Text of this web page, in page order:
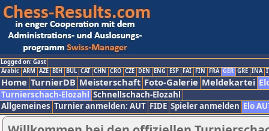
Logged on: Gast
Arabic ARM AZE BIH BUL CAT CHN CRO CZE DEN ENG ESP FAI FIN FRA GER GRE INA
Home TurnierDB Meisterschaft Foto-Galerie Meldekartei
Turnierschach-Elozahl Schnellschach-Elozahl
Allgemeines Turnier anmelden: AUT FIDE Spieler anmelden Elo